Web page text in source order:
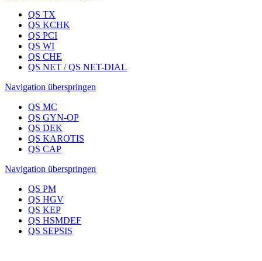
QS TX
QS KCHK
QS PCI
QS WI
QS CHE
QS NET / QS NET-DIAL
Navigation überspringen
QS MC
QS GYN-OP
QS DEK
QS KAROTIS
QS CAP
Navigation überspringen
QS PM
QS HGV
QS KEP
QS HSMDEF
QS SEPSIS